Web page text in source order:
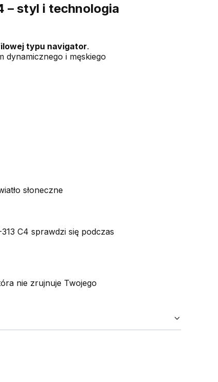
– styl i technologia
typu navigator.
i męskiego
słoneczne
C4 sprawdzi się podczas
nie zrujnuje Twojego